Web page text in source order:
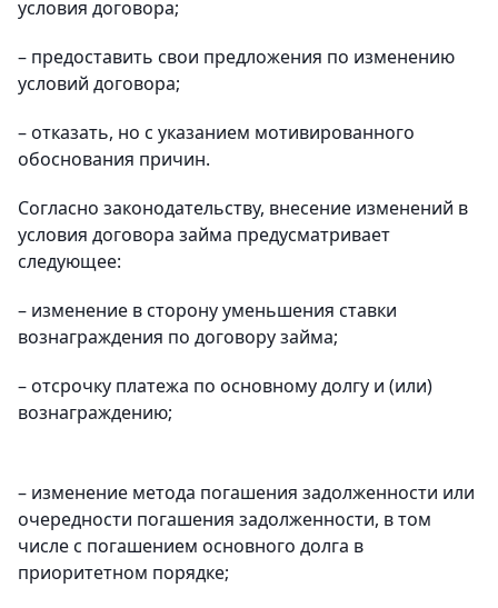
условия договора;
– предоставить свои предложения по изменению
условий договора;
– отказать, но с указанием мотивированного
обоснования причин.
Согласно законодательству, внесение изменений в
условия договора займа предусматривает
следующее:
– изменение в сторону уменьшения ставки
вознаграждения по договору займа;
– отсрочку платежа по основному долгу и (или)
вознаграждению;
– изменение метода погашения задолженности или
очередности погашения задолженности, в том
числе с погашением основного долга в
приоритетном порядке;